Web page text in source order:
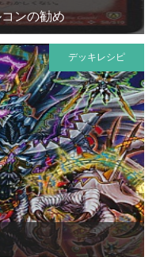
ンの勧め
デッキレシピ